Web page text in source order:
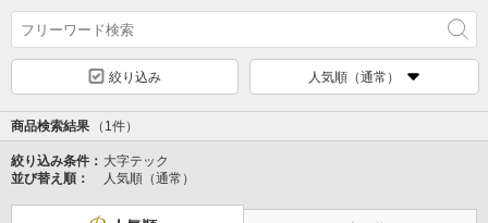
絞り込み 人気順（通常）
商品検索結果 （1件）
絞り込み条件： 大字テック
並び替え順：
人気順（通常）